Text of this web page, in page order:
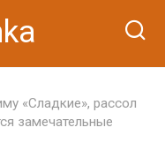
«Сладкие», рассол
замечательные